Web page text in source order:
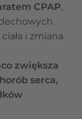
CPAP,
i zmiana
zwiększa
serca,